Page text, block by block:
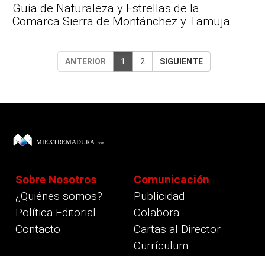
Guía de Naturaleza y Estrellas de la
Comarca Sierra de Montánchez y Tamuja
ANTERIOR 1 2 SIGUIENTE
Sobre Nosotros
¿Quiénes somos?
Política Editorial
Contacto
Comunicación
Publicidad
Colabora
Cartas al Director
Currículum